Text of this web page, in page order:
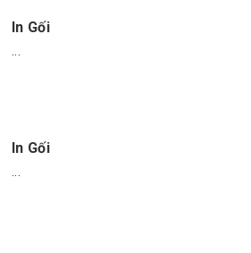
In Gối
...
In Gối
...